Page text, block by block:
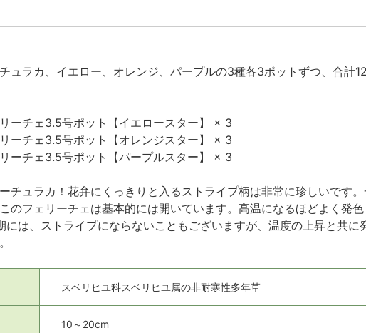
ュラカ、イエロー、オレンジ、パープルの3種各3ポットずつ、合計
ーチェ3.5号ポット【イエロースター】 × 3
ーチェ3.5号ポット【オレンジスター】 × 3
ーチェ3.5号ポット【パープルスター】 × 3
チュラカ！花弁にくっきりと入るストライプ柄は非常に珍しいです
のフェリーチェは基本的には開いています。高温になるほどよく発色
には、ストライプにならないこともございますが、温度の上昇と共に
スベリヒユ科スベリヒユ属の非耐寒性多年草
10～20cm